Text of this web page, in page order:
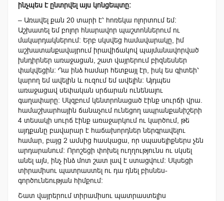
ինչպես է ընտրվել այս կոնցեպտը։
– Առավել քան 20 տարի է՝ հոռեկա ոլորտում եմ:
Աշխատել եմ բոլոր հնարավոր պաշտոններում ու
մակարդակներում: Երբ սկսվեց համավարակը, իմ
աշխատանքավայրում իրավիճակով պայմանավորված
խնդիրներ առաջացան, շատ վայրերում բիզնեսներ
փակվեցին: Դա ինձ համար հետքայլ էր, իսկ ես գիտեի՝
կարող եմ ավելին և ուզում եմ ավելին: Այդպես
առաջացավ սեփական սրճարան ունենալու
գաղափարը: Սկզբում կենտրոնացած էինք սուրճի վրա.
համաշխարհային ճանաչում ունեցող ապրանքանիշերի
4 տեսակի սուրճ էինք առաջարկում ու կարծում, թե
այդքանը բավարար է հաճախորդներ ներգրավելու
համար, բայց 2 ամսից հասկացա, որ սպասելիքներս չեն
արդարանում: Որոշեցի փոխել ուղղությունս ու սկսել
անել այն, ինչ ինձ մոտ շատ լավ է ստացվում: Սկսեցի
տիրամիսու պատրաստել ու դա դնել բիսնես-
գործունեության հիմքում:
Շատ վայրերում տիրամիսու պատրաստելիս